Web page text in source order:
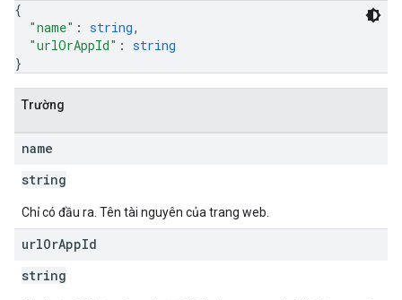
{
"name" : string,
"urlOrAppId" : string
}
Trường
name
string
Chỉ có đầu ra. Tên tài nguyên của trang web.
urlOrAppId
string